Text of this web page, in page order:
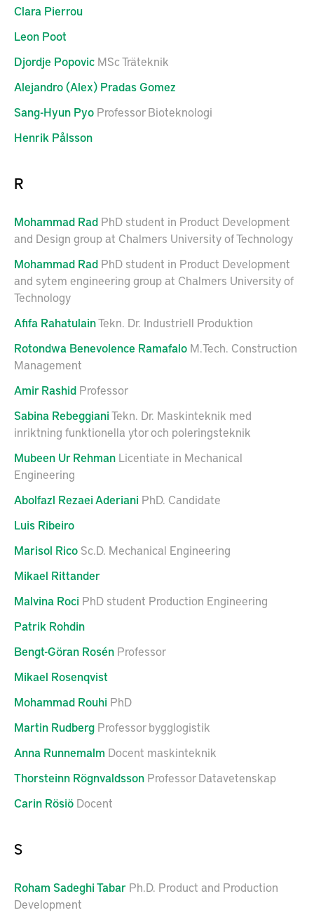
Clara Pierrou
Leon Poot
Djordje Popovic MSc Träteknik
Alejandro (Alex) Pradas Gomez
Sang-Hyun Pyo Professor Bioteknologi
Henrik Pålsson
R
Mohammad Rad PhD student in Product Development
and Design group at Chalmers University of Technology
Mohammad Rad PhD student in Product Development
and sytem engineering group at Chalmers University of
Technology
Afifa RahatulainTekn. Dr. Industriell Produktion
Rotondwa Benevolence Ramafalo M.Tech. Construction
Management
Amir Rashid Professor
Sabina RebeggianiTekn. Dr. Maskinteknik med
inriktning funktionella ytor och poleringsteknik
Mubeen Ur Rehman Licentiate in Mechanical
Engineering
Abolfazl Rezaei Aderiani PhD. Candidate
Luis Ribeiro
Marisol Rico Sc.D. Mechanical Engineering
Mikael Rittander
Malvina Roci PhD student Production Engineering
Patrik Rohdin
Bengt-Göran Rosén Professor
Mikael Rosenqvist
Mohammad Rouhi PhD
Martin Rudberg Professor bygglogistik
Anna Runnemalm Docent maskinteknik
Thorsteinn Rögnvaldsson Professor Datavetenskap
Carin Rösiö Docent
S
Roham Sadeghi Tabar Ph.D. Product and Production
Development